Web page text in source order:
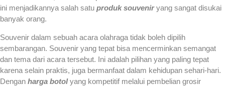
ini menjadikannya salah satu produk souveniryang sangat disukai
banyak orang.
Souvenir dalam sebuah acara olahraga tidak boleh dipilih
sembarangan. Souvenir yang tepat bisa mencerminkan semangat
dan tema dari acara tersebut. Ini adalah pilihan yang paling tepat
karena selain praktis, juga bermanfaat dalam kehidupan sehari-hari.
Dengan harga botolyang kompetitif melalui pembelian grosir